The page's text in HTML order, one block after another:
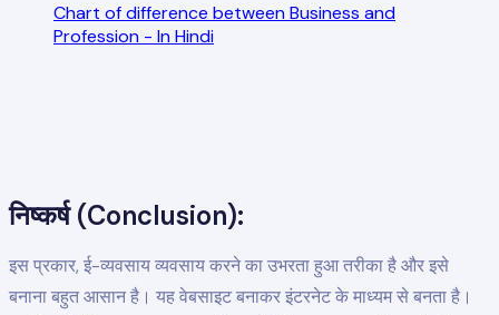
Chart of difference between Business and
Profession - In Hindi
निष्कर्ष (Conclusion):
इस प्रकार, ई-व्यवसाय व्यवसाय करने का उभरता हुआ तरीका है और इसे
बनाना बहुत आसान है। यह वेबसाइट बनाकर इंटरनेट के माध्यम से बनता है।